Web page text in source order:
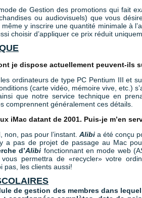
de Gestion des promotions qui fait
ou audiovisuels) que vous
y inscrire une quantité minimale à
choisir d’appliquer ce prix réduit
je dispose actuellement peuvent-ils
ordinateurs de type PC Pentium III et
(carte vidéo, mémoire vive, etc.)
que notre service technique en
comprennent généralement ces détails.
iMac datant de 2001. Puis-je m’en
pas pour l’instant. Alibi a été conçu
a pas de projet de passage au Mac
d’Alibi fonctionnant en mode web
permettra de «recycler» votre
pas, les clients aussi!
de gestion des membres dans